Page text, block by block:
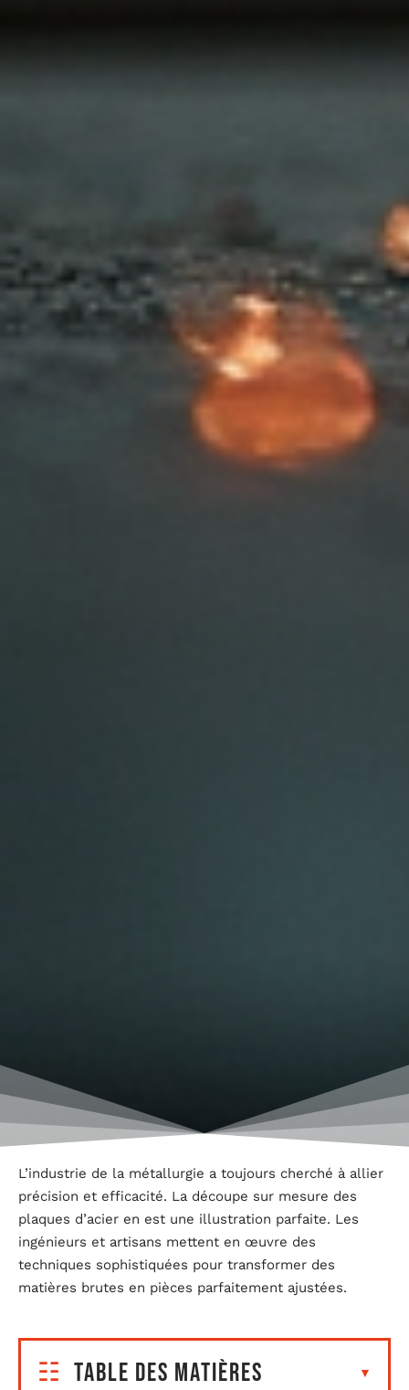
L’industrie de la métallurgie a toujours cherché à allier
précision et efficacité. La découpe sur mesure des
plaques d’acier en est une illustration parfaite. Les
ingénieurs et artisans mettent en œuvre des
techniques sophistiquées pour transformer des
matières brutes en pièces parfaitement ajustées.
Table des matières